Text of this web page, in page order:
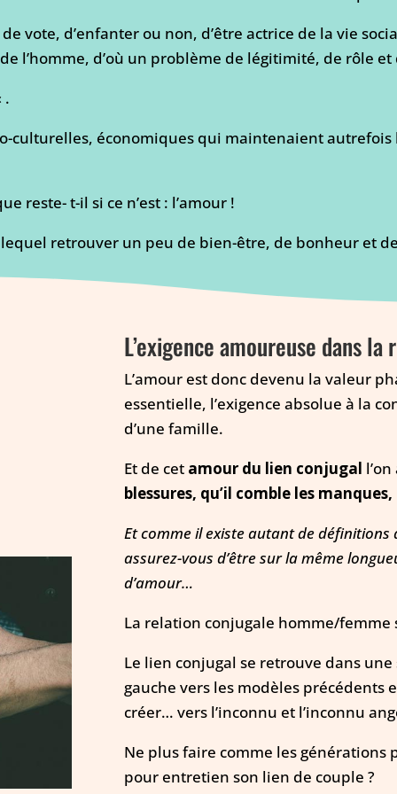
vote, d’enfanter ou non, d’être actrice de la vie
l’homme, d’où un problème de légitimité, de rôle et
.
culturelles, économiques qui maintenaient
reste- t-il si ce n’est : l’amour !
retrouver un peu de bien-être, de bonheur et
L’exigence amoureuse dans
L’amour est donc devenu la valeur
essentielle, l’exigence absolue à la
d’une famille.
Et de cet amour du lien conjugal
blessures, qu’il comble les
Et comme il existe autant de définitions
assurez-vous d’être sur la même
d’amour…
La relation conjugale homme/femme
Le lien conjugal se retrouve dans
gauche vers les modèles précédents
créer… vers l’inconnu et l’inconnu
Ne plus faire comme les générations
pour entretien son lien de couple ?